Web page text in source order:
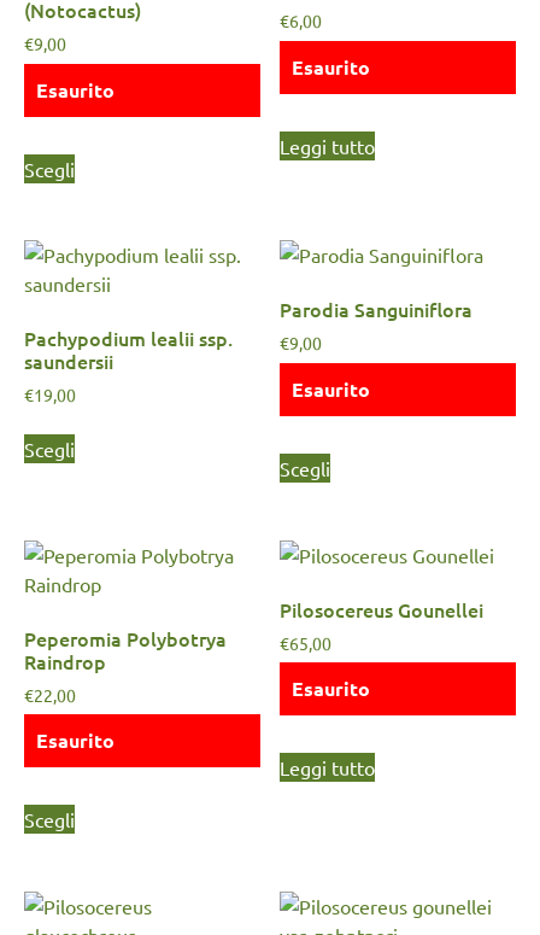
(Notocactus)
€9,00
Esaurito
Scegli
€6,00
Esaurito
Leggi tutto
Pachypodium lealii ssp.
saundersii
€19,00
Scegli
Parodia Sanguiniflora
€9,00
Esaurito
Scegli
Peperomia Polybotrya
Raindrop
€22,00
Esaurito
Scegli
Pilosocereus Gounellei
€65,00
Esaurito
Leggi tutto